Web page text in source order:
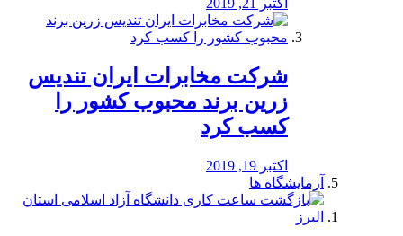
اکتبر 21, 2019
شرکت مخابرات ایران تندیس
زرین برند محبوب کشور را
کسب کرد
اکتبر 19, 2019
آزمایشگاه ها